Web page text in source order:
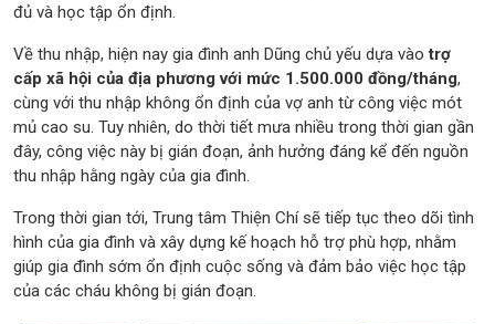
đủ và học tập ổn định.
Về thu nhập, hiện nay gia đình anh Dũng chủ yếu dựa vàotrợ
cấp xã hội của địa phương với mức 1.500.000 đồng/tháng,
cùng với thu nhập không ổn định của vợ anh từ công việc mót
mủ cao su. Tuy nhiên, do thời tiết mưa nhiều trong thời gian gần
đây, công việc này bị gián đoạn, ảnh hưởng đáng kể đến nguồn
thu nhập hằng ngày của gia đình.
Trong thời gian tới, Trung tâm Thiện Chí sẽ tiếp tục theo dõi tình
hình của gia đình và xây dựng kế hoạch hỗ trợ phù hợp, nhằm
giúp gia đình sớm ổn định cuộc sống và đảm bảo việc học tập
của các cháu không bị gián đoạn.